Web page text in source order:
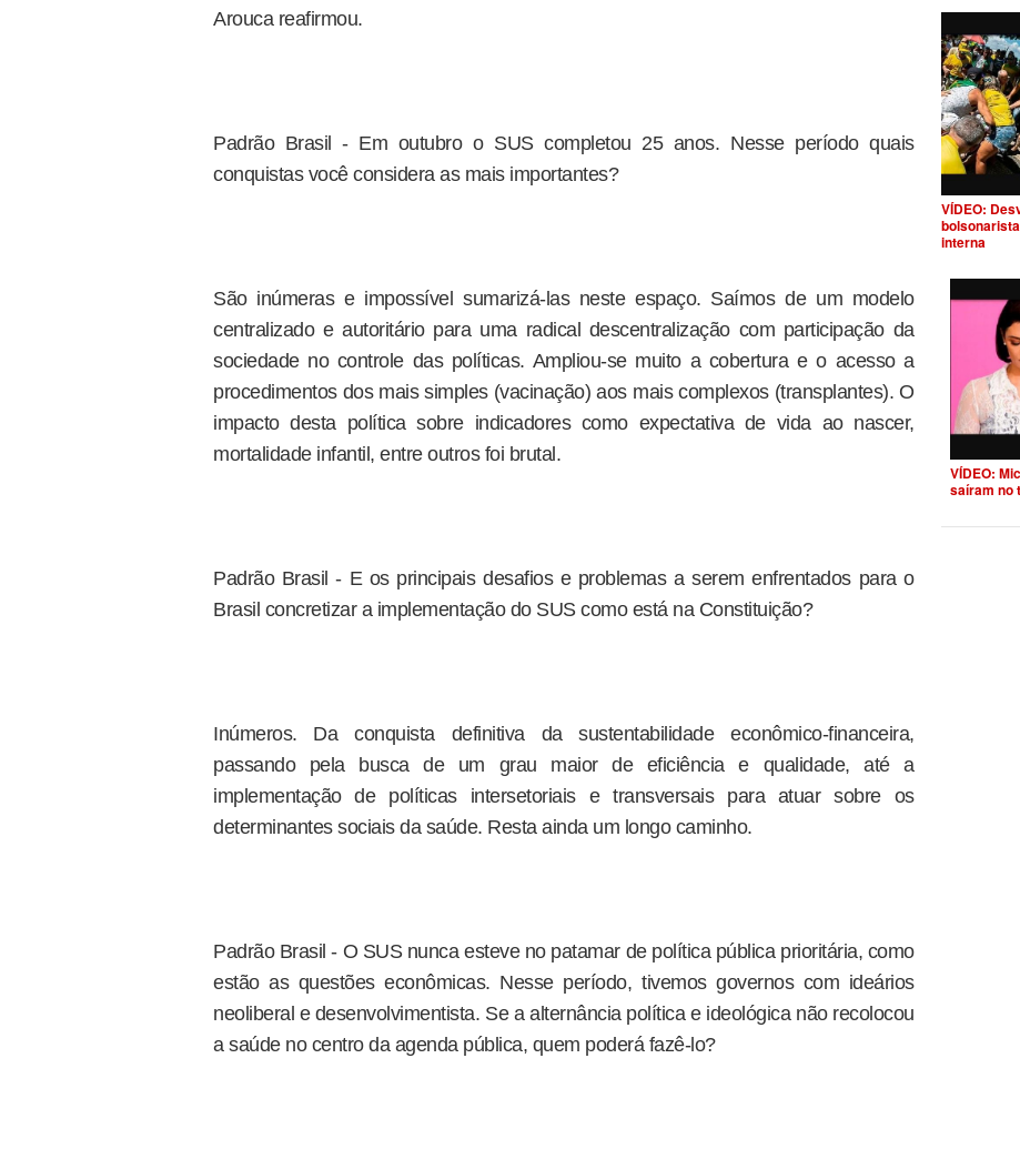
Arouca reafirmou.
Padrão Brasil - Em outubro o SUS completou 25 anos. Nesse período quais
conquistas você considera as mais importantes?
São inúmeras e impossível sumarizá-las neste espaço. Saímos de um modelo
centralizado e autoritário para uma radical descentralização com participação da
sociedade no controle das políticas. Ampliou-se muito a cobertura e o acesso a
procedimentos dos mais simples (vacinação) aos mais complexos (transplantes). O
impacto desta política sobre indicadores como expectativa de vida ao nascer,
mortalidade infantil, entre outros foi brutal.
Padrão Brasil - E os principais desafios e problemas a serem enfrentados para o
Brasil concretizar a implementação do SUS como está na Constituição?
Inúmeros. Da conquista definitiva da sustentabilidade econômico-financeira,
passando pela busca de um grau maior de eficiência e qualidade, até a
implementação de políticas intersetoriais e transversais para atuar sobre os
determinantes sociais da saúde. Resta ainda um longo caminho.
Padrão Brasil - O SUS nunca esteve no patamar de política pública prioritária, como
estão as questões econômicas. Nesse período, tivemos governos com ideários
neoliberal e desenvolvimentista. Se a alternância política e ideológica não recolocou
a saúde no centro da agenda pública, quem poderá fazê-lo?
VÍDEO:
interna
VÍDEO:
saíram no